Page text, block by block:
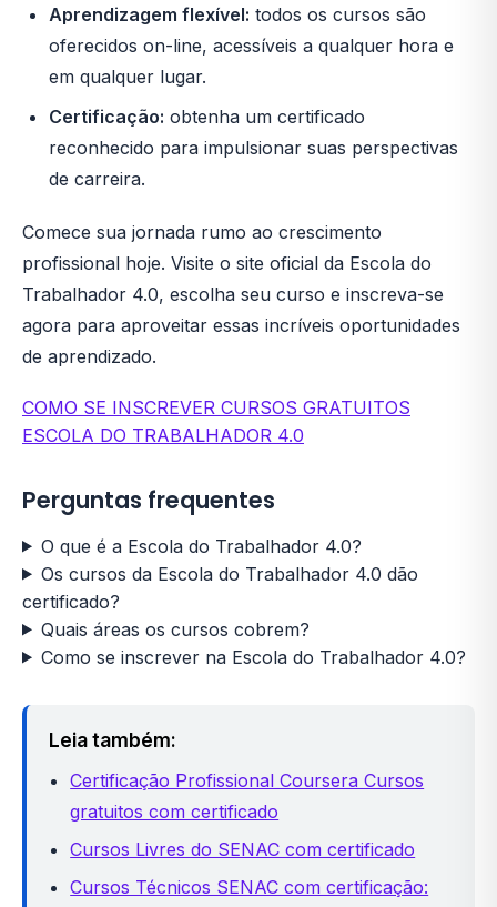
Aprendizagem flexível: todos os cursos são
oferecidos on-line, acessíveis a qualquer hora e
em qualquer lugar.
Certificação: obtenha um certificado
reconhecido para impulsionar suas perspectivas
de carreira.
Comece sua jornada rumo ao crescimento
profissional hoje. Visite o site oficial da Escola do
Trabalhador 4.0, escolha seu curso e inscreva-se
agora para aproveitar essas incríveis oportunidades
de aprendizado.
COMO SE INSCREVER CURSOS GRATUITOS
ESCOLA DO TRABALHADOR 4.0
Perguntas frequentes
O que é a Escola do Trabalhador 4.0?
Os cursos da Escola do Trabalhador 4.0 dão
certificado?
Quais áreas os cursos cobrem?
Como se inscrever na Escola do Trabalhador 4.0?
Leia também:
Certificação Profissional Coursera Cursos
gratuitos com certificado
Cursos Livres do SENAC com certificado
Cursos Técnicos SENAC com certificação: